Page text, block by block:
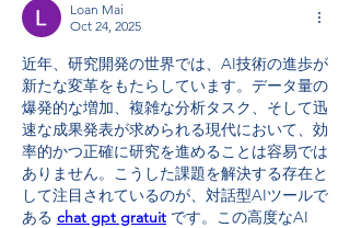
Loan Mai
Oct 24, 2025
近年、研究開発の世界では、AI技術の進歩が
新たな変革をもたらしています。データ量の
爆発的な増加、複雑な分析タスク、そして迅
速な成果発表が求められる現代において、効
率的かつ正確に研究を進めることは容易では
ありません。こうした課題を解決する存在と
して注目されているのが、対話型AIツールで
ある chat gpt gratuit です。この高度なAI